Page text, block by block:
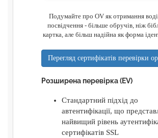
Подумайте про OV як отримання
посвідчення - більше обручів, ніж
картка, але більш надійна як форма
Перегляд сертифікатів перевірки
Розширена перевірка (EV)
Стандартний підхід до
автентифікації, що
найвищий рівень
сертифікатів SSL